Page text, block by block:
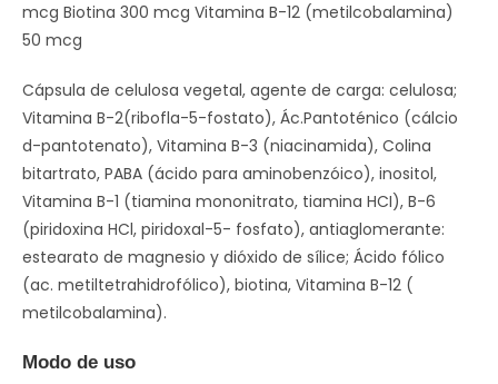
mcg Biotina 300 mcg Vitamina B-12 (metilcobalamina)
50 mcg
Cápsula de celulosa vegetal, agente de carga: celulosa;
Vitamina B-2(ribofla-5-fostato), Ác.Pantoténico (cálcio
d-pantotenato), Vitamina B-3 (niacinamida), Colina
bitartrato, PABA (ácido para aminobenzóico), inositol,
Vitamina B-1 (tiamina mononitrato, tiamina HCI), B-6
(piridoxina HCl, piridoxal-5- fosfato), antiaglomerante:
estearato de magnesio y dióxido de sílice; Ácido fólico
(ac. metiltetrahidrofólico), biotina, Vitamina B-12 (
metilcobalamina).
Modo de uso